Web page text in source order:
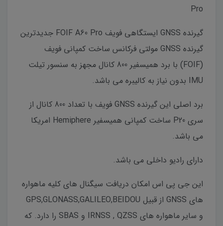
Pro
گیرنده GNSS ایستگاهی فویف FOIF A60 Pro جدیدترین
گیرنده GNSS مولتی فرکانس ساخت کمپانی فویف
(FOIF) با برد همیسفیر 800 کانال مجهز به سنسور تیلت
IMU بدون نیاز به کالیبره می باشد.
برد اصلی این گیرنده GNSS فویف با تعداد 800 کانال از
سری P20 ساخت کمپانی همیسفیر Hemiphere امریکا
می باشد.
دارای رادیو داخلی می باشد.
این جی پی اس امکان دریافت سیگنال های کلیه ماهواره
های GNSS از قبیل GPS,GLONASS,GALILEO,BEIDOU
و سایر ماهواره های IRNSS , QZSS و SBAS را دارد. که